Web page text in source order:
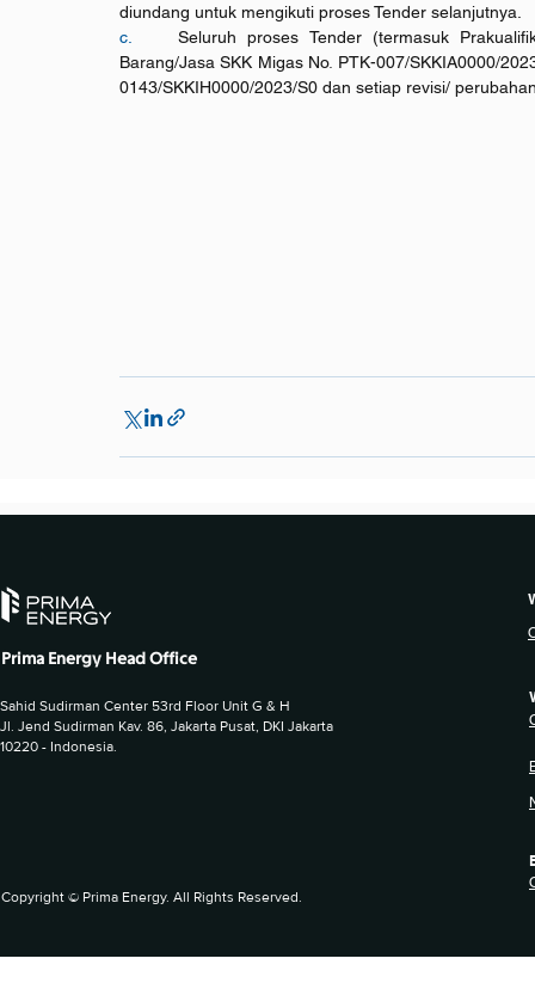
diundang untuk mengikuti proses Tender selanjutnya.
c. Seluruh proses Tender (termasuk
Barang/Jasa SKK Migas No. PTK-007/SKKIA0000/
0143/SKKIH0000/2023/S0 dan setiap revisi/
Prima Energy Head Office
Sahid Sudirman Center 53rd Floor Unit G & H
Jl. Jend Sudirman Kav. 86, Jakarta Pusat, DKI Jakarta
10220 - Indonesia.
Copyright © Prima Energy. All Rights Reserved.